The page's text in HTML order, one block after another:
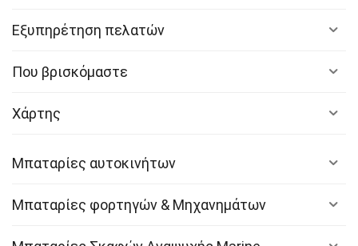
Εξυπηρέτηση πελατών
Που βρισκόμαστε
Χάρτης
Μπαταρίες αυτοκινήτων
Μπαταρίες φορτηγών & Μηχανημάτων